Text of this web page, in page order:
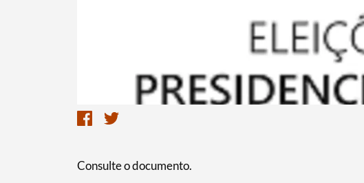
Categorias gerais
Consulte o documento.